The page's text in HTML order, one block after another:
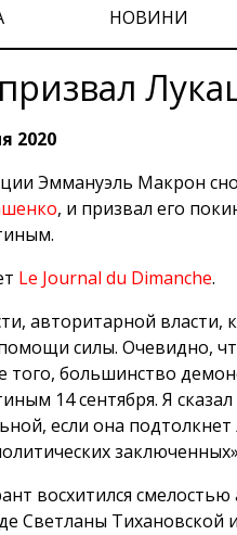
НОВИНИ
2020
Эммануэль Макрон
, и призвал его
Le Journal du Dimanche.
авторитарной
силы. Очевидно,
того, большинство
14 сентября. Я
если она
восхитился
Светланы Тихановской